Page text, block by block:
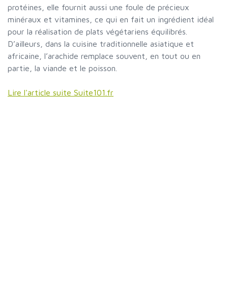
protéines, elle fournit aussi une foule de précieux
minéraux et vitamines, ce qui en fait un ingrédient idéal
pour la réalisation de plats végétariens équilibrés.
D’ailleurs, dans la cuisine traditionnelle asiatique et
africaine, l’arachide remplace souvent, en tout ou en
partie, la viande et le poisson.
Lire l'article suite Suite101.fr